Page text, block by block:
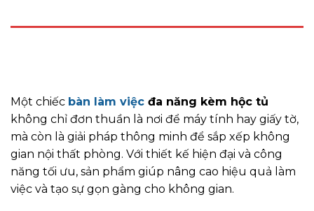
Một chiếc bàn làm việc đa năng kèm hộc tủ
không chỉ đơn thuần là nơi để máy tính hay giấy tờ,
mà còn là giải pháp thông minh để sắp xếp không
gian nội thất phòng. Với thiết kế hiện đại và công
năng tối ưu, sản phẩm giúp nâng cao hiệu quả làm
việc và tạo sự gọn gàng cho không gian.